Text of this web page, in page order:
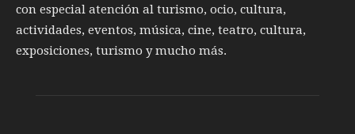
con especial atención al turismo, ocio, cultura,
actividades, eventos, música, cine, teatro, cultura,
exposiciones, turismo y mucho más.